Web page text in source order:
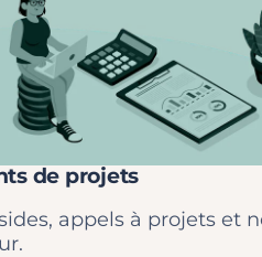
de projets
appels à projets et